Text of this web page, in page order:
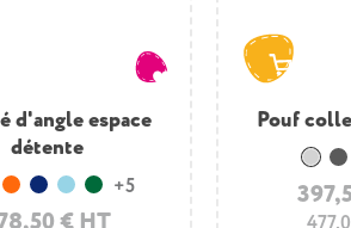
d'angle espace
détente
€ HT
Orange
Bleu foncé
Bleu clair
Vert foncé
+5
Pouf